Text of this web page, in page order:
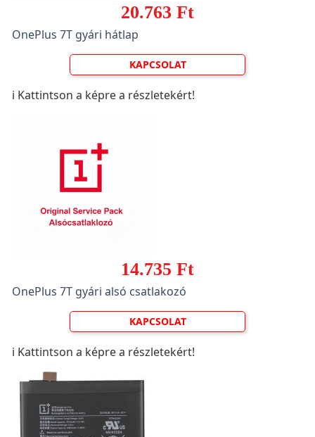
20.763 Ft
OnePlus 7T gyári hátlap
KAPCSOLAT
ℹ️ Kattintson a képre a részletekért!
14.735 Ft
OnePlus 7T gyári alsó csatlakozó
KAPCSOLAT
ℹ️ Kattintson a képre a részletekért!